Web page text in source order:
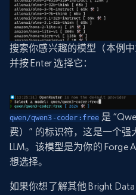
搜索你感兴趣的模型（本例
并按 Enter 选择它：
qwen/qwen3-coder:free 是
费）” 的标识符，这是一个
LLM。该模型是为你的 Forge
想选择。
如果你想了解其他 Bright